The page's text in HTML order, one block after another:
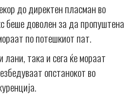
до директен пласман во
беше доволен за да пропуштена
по потешкиот пат.
така и сега ќе мораат
опстанокот во